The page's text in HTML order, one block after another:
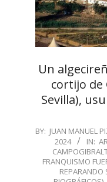
Un
cortijo de
Sevilla),
2024-
05
BY: JUAN MANUEL
2024
IN:
FRANQUISMO
REPARANDO